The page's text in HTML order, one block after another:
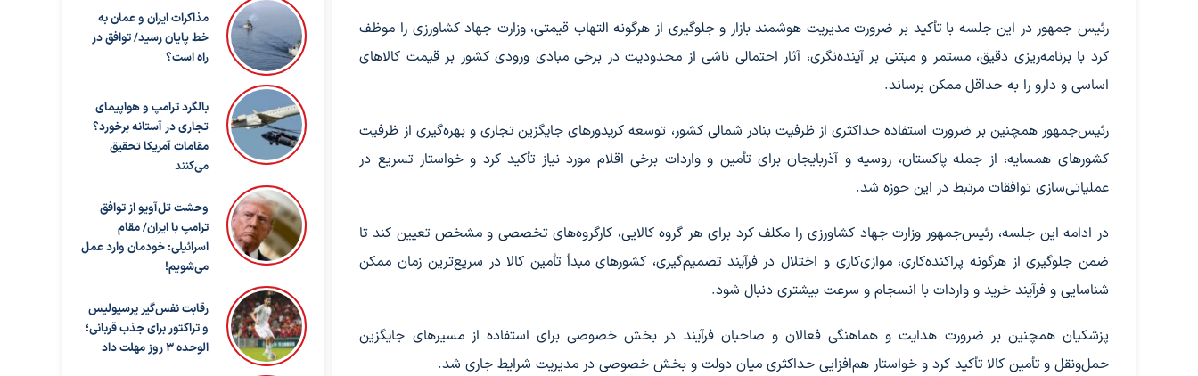
رئیس جمهور در این جلسه با تأکید بر ضرورت مدیریت هوشمند بازار و جلوگیری از هرگونه التهاب قیمتی، وزارت جهاد کشاورزی را موظف
کرد با برنامه‌ریزی دقیق، مستمر و مبتنی بر آینده‌نگری، آثار احتمالی ناشی از محدودیت در برخی مبادی ورودی کشور بر قیمت کالاهای
اساسی و دارو را به حداقل ممکن برساند.
رئیس‌جمهور همچنین بر ضرورت استفاده حداکثری از ظرفیت بنادر شمالی کشور، توسعه کریدورهای جایگزین تجاری و بهره‌گیری از ظرفیت
کشورهای همسایه، از جمله پاکستان، روسیه و آذربایجان برای تأمین و واردات برخی اقلام مورد نیاز تأکید کرد و خواستار تسریع در
عملیاتی‌سازی توافقات مرتبط در این حوزه شد.
در ادامه این جلسه، رئیس‌جمهور وزارت جهاد کشاورزی را مکلف کرد برای هر گروه کالایی، کارگروه‌های تخصصی و مشخص تعیین کند تا
ضمن جلوگیری از هرگونه پراکنده‌کاری، موازی‌کاری و اختلال در فرآیند تصمیم‌گیری، کشورهای مبدأ تأمین کالا در سریع‌ترین زمان ممکن
شناسایی و فرآیند خرید و واردات با انسجام و سرعت بیشتری دنبال شود.
پزشکیان همچنین بر ضرورت هدایت و هماهنگی فعالان و صاحبان فرآیند در بخش خصوصی برای استفاده از مسیرهای جایگزین
حمل‌ونقل و تأمین کالا تأکید کرد و خواستار هم‌افزایی حداکثری میان دولت و بخش خصوصی در مدیریت شرایط جاری شد.
مذاکرات ایران و عمان به
خط پایان رسید/ توافق در
راه است؟
بالگرد ترامپ و هواپیمای
تجاری در آستانه برخورد؟
مقامات آمریکا تحقیق
می‌کنند
وحشت تل‌آویو از توافق
ترامپ با ایران/ مقام
اسرائیلی: خودمان وارد عمل
می‌شویم!
رقابت نفس‌گیر پرسپولیس
و تراکتور برای جذب قربانی؛
الوحده ۳ روز مهلت داد